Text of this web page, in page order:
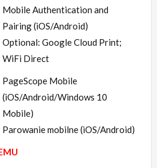
Mobile Authentication and
Pairing (iOS/Android)
Optional: Google Cloud Print;
WiFi Direct
PageScope Mobile
(iOS/Android/Windows 10
Mobile)
Parowanie mobilne (iOS/Android)